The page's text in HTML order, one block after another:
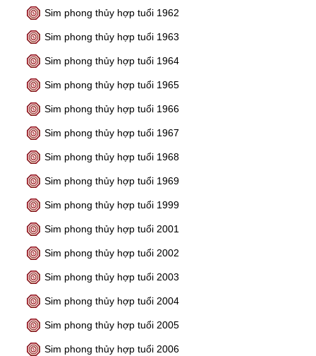
Sim phong thủy hợp tuổi 1962
Sim phong thủy hợp tuổi 1963
Sim phong thủy hợp tuổi 1964
Sim phong thủy hợp tuổi 1965
Sim phong thủy hợp tuổi 1966
Sim phong thủy hợp tuổi 1967
Sim phong thủy hợp tuổi 1968
Sim phong thủy hợp tuổi 1969
Sim phong thủy hợp tuổi 1999
Sim phong thủy hợp tuổi 2001
Sim phong thủy hợp tuổi 2002
Sim phong thủy hợp tuổi 2003
Sim phong thủy hợp tuổi 2004
Sim phong thủy hợp tuổi 2005
Sim phong thủy hợp tuổi 2006